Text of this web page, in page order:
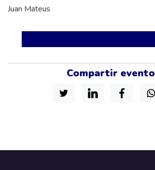
Compartir evento
Juan Mateus